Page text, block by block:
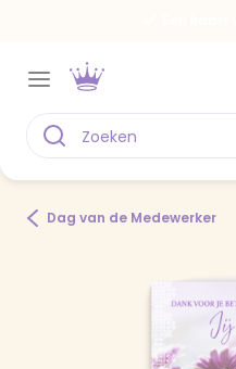
Dag van de Medewerker